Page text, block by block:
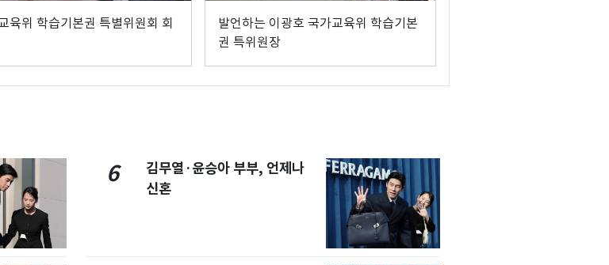
육위 학습기본권 특별위원회 회
발언하는 이광호 국가교육위 학습기본
권 특위원장
6
김무열·윤승아 부부, 언제나
신혼